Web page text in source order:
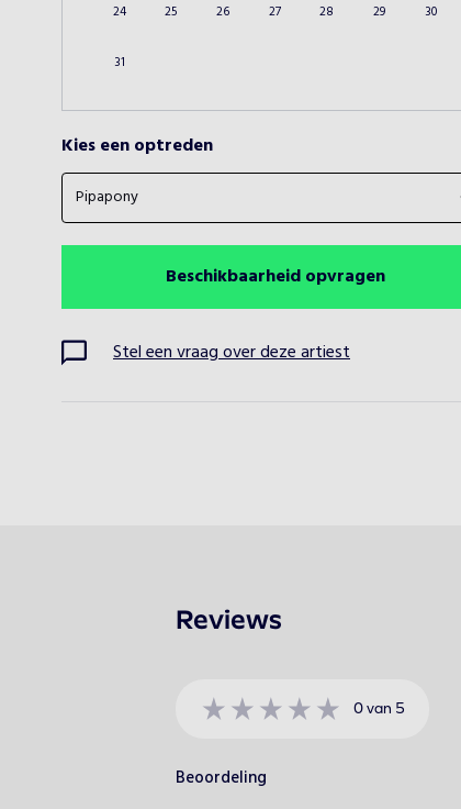
24 25 26 27 28 29 30
31
Kies een optreden
Pipapony
Beschikbaarheid opvragen
Stel een vraag over deze artiest
Reviews
0van 5
Beoordeling